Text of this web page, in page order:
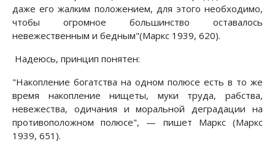
даже его жалким положением, для этого необходимо,
чтобы огромное большинство оставалось
невежественным и бедным"(Маркс 1939, 620).
Надеюсь, принцип понятен:
"Накопление богатства на одном полюсе есть в то же
время накопление нищеты, муки труда, рабства,
невежества, одичания и моральной деградации на
противоположном полюсе", — пишет Маркс (Маркс
1939, 651).